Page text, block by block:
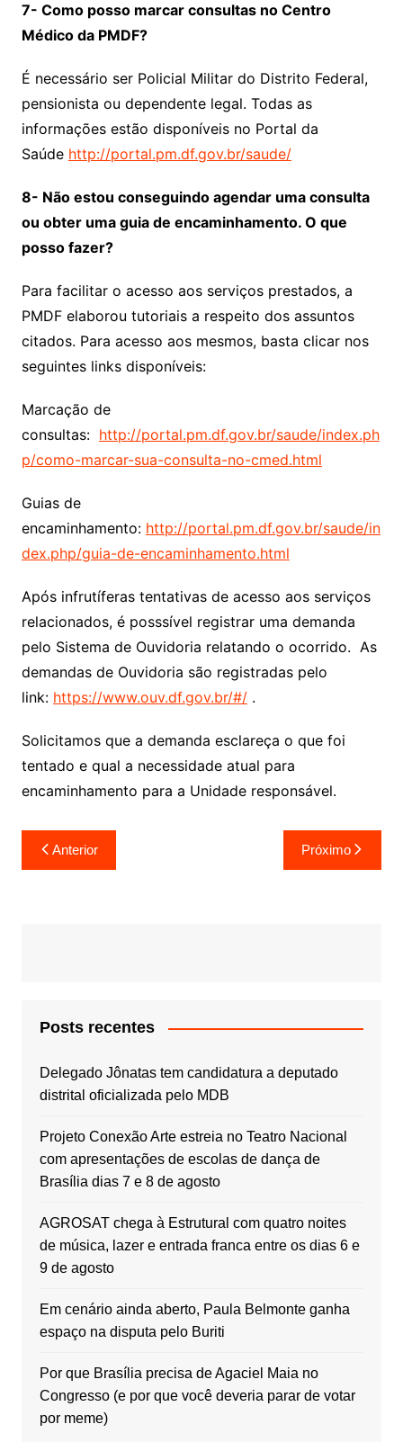
7- Como posso marcar consultas no Centro
Médico da PMDF?
É necessário ser Policial Militar do Distrito Federal,
pensionista ou dependente legal. Todas as
informações estão disponíveis no Portal da
Saúde http://portal.pm.df.gov.br/saude/
8- Não estou conseguindo agendar uma consulta
ou obter uma guia de encaminhamento. O que
posso fazer?
Para facilitar o acesso aos serviços prestados, a
PMDF elaborou tutoriais a respeito dos assuntos
citados. Para acesso aos mesmos, basta clicar nos
seguintes links disponíveis:
Marcação de
consultas: http://portal.pm.df.gov.br/saude/index.ph
p/como-marcar-sua-consulta-no-cmed.html
Guias de
encaminhamento: http://portal.pm.df.gov.br/saude/in
dex.php/guia-de-encaminhamento.html
Após infrutíferas tentativas de acesso aos serviços
relacionados, é posssível registrar uma demanda
pelo Sistema de Ouvidoria relatando o ocorrido. As
demandas de Ouvidoria são registradas pelo
link: https://www.ouv.df.gov.br/#/.
Solicitamos que a demanda esclareça o que foi
tentado e qual a necessidade atual para
encaminhamento para a Unidade responsável.
Navegação
de
Anterior Próximo
Posts recentes
Delegado Jônatas tem candidatura a deputado
distrital oficializada pelo MDB
Projeto Conexão Arte estreia no Teatro Nacional
com apresentações de escolas de dança de
Brasília dias 7 e 8 de agosto
AGROSAT chega à Estrutural com quatro noites
de música, lazer e entrada franca entre os dias 6 e
9 de agosto
Em cenário ainda aberto, Paula Belmonte ganha
espaço na disputa pelo Buriti
Por que Brasília precisa de Agaciel Maia no
Congresso (e por que você deveria parar de votar
por meme)